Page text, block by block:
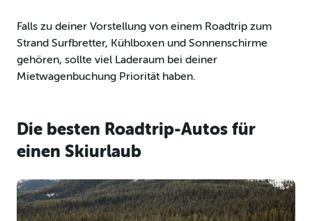
Falls zu deiner Vorstellung von einem Roadtrip zum
Strand Surfbretter, Kühlboxen und Sonnenschirme
gehören, sollte viel Laderaum bei deiner
Mietwagenbuchung Priorität haben.
Die besten Roadtrip-Autos für
einen Skiurlaub